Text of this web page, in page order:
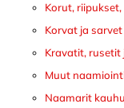
Korut,
Korvat ja sarvet
Kravatit, rusetit
Muut
Naamarit